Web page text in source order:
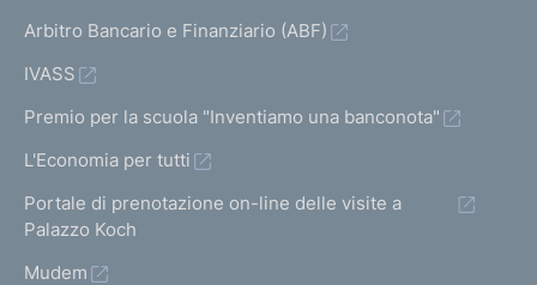
Arbitro Bancario e Finanziario (ABF)
IVASS
Premio per la scuola "Inventiamo una banconota"
L'Economia per tutti
Portale di prenotazione on-line delle visite a
Palazzo Koch
Mudem